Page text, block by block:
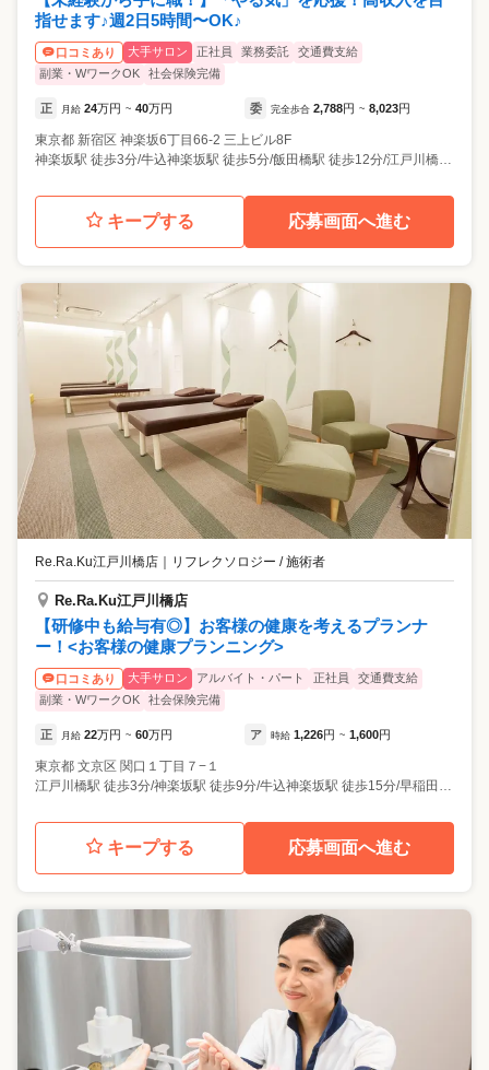
指せます♪週2日5時間〜OK♪
口コミあり 大手サロン 正社員 業務委託
交通費支給
副業・WワークOK
社会保険完備
正 月給 24万円 ~ 40万円 委 完全歩合 2,788円 ~ 8,023円
東京都 新宿区 神楽坂6丁目66-2 三上ビル8F
キープする 応募画面へ進む
Re.Ra.Ku江戸川橋店 ｜ リフレクソロジー / 施術者
Re.Ra.Ku江戸川橋店
【研修中も給与有◎】お客様の健康を考えるプランナ
ー！<お客様の健康プランニング>
口コミあり 大手サロン アルバイト・パート 正社員
交通費支給
副業・WワークOK
社会保険完備
正 月給 22万円 ~ 60万円 ア 時給 1,226円 ~ 1,600円
東京都 文京区 関口１丁目７−１
キープする 応募画面へ進む